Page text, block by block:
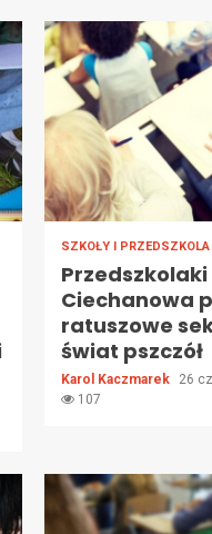
SZKOŁY I PRZEDSZKOLA
Przedszkolaki
Ciechanowa
ratuszowe
świat pszczół
Karol Kaczmarek
26
107